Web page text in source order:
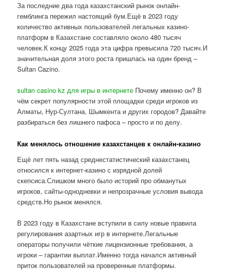
За последние два года казахстанский рынок онлайн-
гемблинга пережил настоящий бум.Ещё в 2023 году
количество активных пользователей легальных казино-
платформ в Казахстане составляло около 480 тысяч
человек.К концу 2025 года эта цифра превысила 720 тысяч.И
значительная доля этого роста пришлась на один бренд –
Sultan Cazino.
sultan casino kz для игры в интернете Почему именно он? В
чём секрет популярности этой площадки среди игроков из
Алматы, Нур-Султана, Шымкента и других городов? Давайте
разбираться без лишнего пафоса – просто и по делу.
Как менялось отношение казахстанцев к онлайн-казино
Ещё лет пять назад среднестатистический казахстанец
относился к интернет-казино с изрядной долей
скепсиса.Слишком много было историй про обманутых
игроков, сайты-однодневки и непрозрачные условия вывода
средств.Но рынок менялся.
В 2023 году в Казахстане вступили в силу новые правила
регулирования азартных игр в интернете.Легальные
операторы получили чёткие лицензионные требования, а
игроки – гарантии выплат.Именно тогда начался активный
приток пользователей на проверенные платформы.